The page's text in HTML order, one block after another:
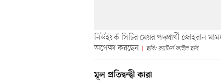
নিউইয়র্ক সিটির মেয়র পদপ্রার্থী জোহরান
অপেক্ষা করছেন
ছবি: রয়টার্স ফাইল ছবি
মূল প্রতিদ্বন্দ্বী কারা